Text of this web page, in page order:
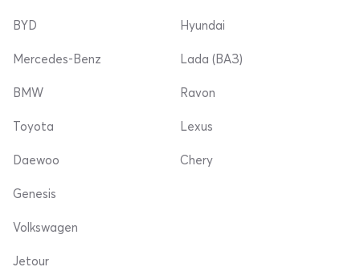
BYD
Mercedes-Benz
Hyundai
Lada (ВАЗ)
BMW
Toyota
Daewoo
Ravon
Lexus
Chery
Genesis
Volkswagen
Jetour